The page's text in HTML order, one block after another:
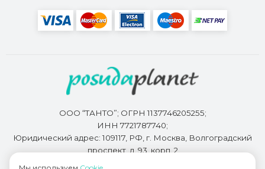
ООО “ТАНТО”; ОГРН 1137746205255;
ИНН 7721787740;
Юридический адрес: 109117, РФ, г. Москва, Волгоградский
проспект, д. 93, корп. 2